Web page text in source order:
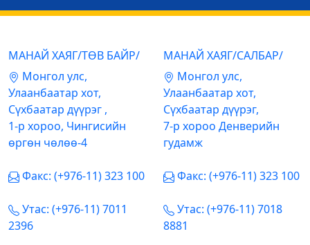
МАНАЙ ХАЯГ/ТӨВ БАЙР/
Mонгол улс,
Улаанбаатар хот,
Сүхбаатар дүүрэг ,
1-р хороо, Чингисийн
өргөн чөлөө-4
Факс: (+976-11) 323 100
Утас: (+976-11) 7011
2396
МАНАЙ ХАЯГ/САЛБАР/
Mонгол улс,
Улаанбаатар хот,
Сүхбаатар дүүрэг,
7-р хороо Денверийн
гудамж
Факс: (+976-11) 323 100
Утас: (+976-11) 7018
8881